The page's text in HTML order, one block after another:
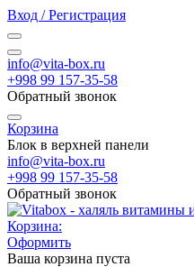
Вход / Регистрация
info@vita-box.ru
+998 99 157-35-58
Обратный звонок
Корзина
Блок в верхней панели
info@vita-box.ru
+998 99 157-35-58
Обратный звонок
Корзина:
Оформить
Ваша корзина пуста